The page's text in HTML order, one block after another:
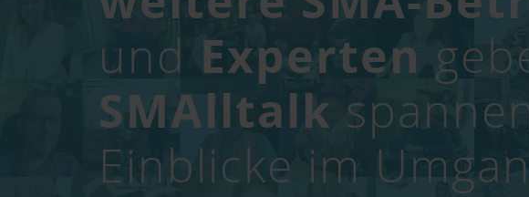
und Experten
SMAlltalk
Einblicke im